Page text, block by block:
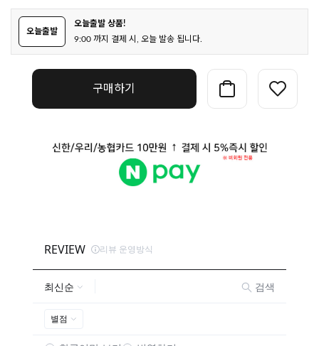
오늘출발
오늘출발 상품!
9:00 까지 결제 시, 오늘 발송 됩니다.
구매하기